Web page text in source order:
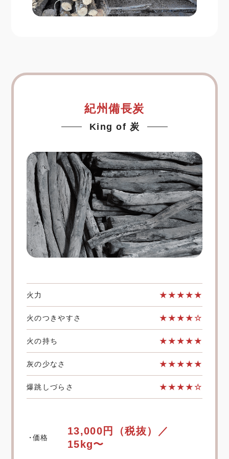
紀州備長炭
King of 炭
火力 ★★★★★
火のつきやすさ ★★★★☆
火の持ち ★★★★★
灰の少なさ ★★★★★
爆跳しづらさ ★★★★☆
価格
13,000円
（税抜）／
15kg〜